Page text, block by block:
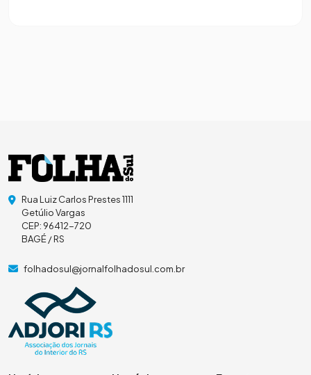
Rua Luiz Carlos Prestes 1111
Getúlio Vargas
CEP: 96412-720
BAGÉ / RS
folhadosul@jornalfolhadosul.com.br